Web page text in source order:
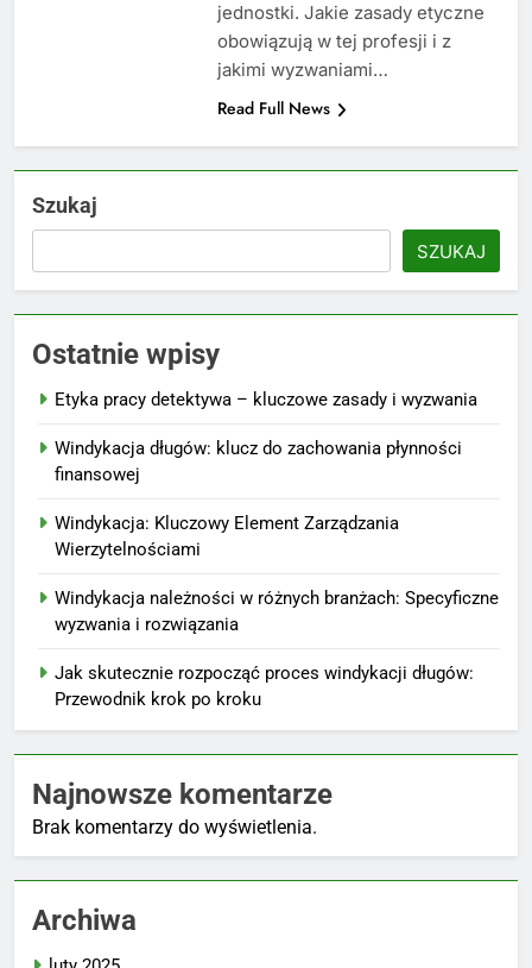
jednostki. Jakie zasady etyczne
obowiązują w tej profesji i z
jakimi wyzwaniami…
Read Full News
Szukaj
SZUKAJ
Ostatnie wpisy
Etyka pracy detektywa – kluczowe zasady i wyzwania
Windykacja długów: klucz do zachowania płynności
finansowej
Windykacja: Kluczowy Element Zarządzania
Wierzytelnościami
Windykacja należności w różnych branżach: Specyficzne
wyzwania i rozwiązania
Jak skutecznie rozpocząć proces windykacji długów:
Przewodnik krok po kroku
Najnowsze komentarze
Brak komentarzy do wyświetlenia.
Archiwa